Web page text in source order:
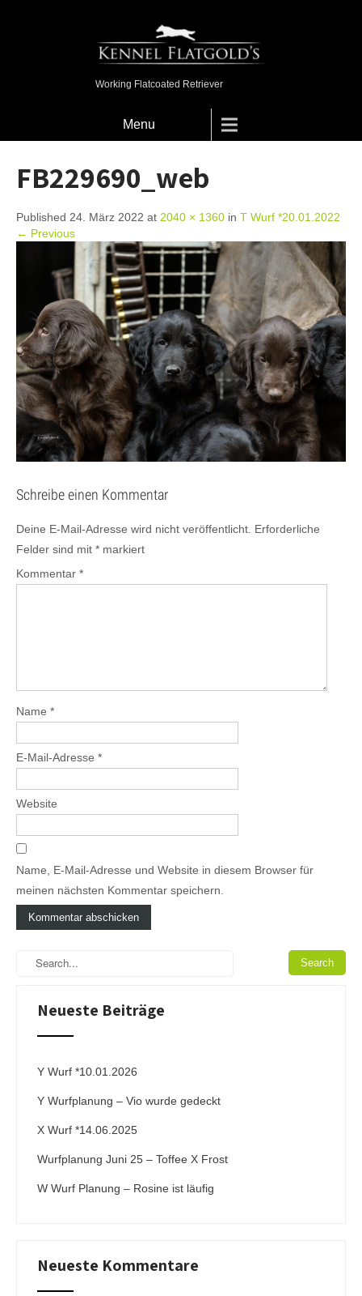
Working Flatcoated Retriever
Menu
FB229690_web
Published 24. März 2022 at 2040 × 1360 in T Wurf *20.01.2022
← Previous
Schreibe einen Kommentar
Deine E-Mail-Adresse wird nicht veröffentlicht. Erforderliche
Felder sind mit * markiert
Kommentar *
Name *
E-Mail-Adresse *
Website
Name, E-Mail-Adresse und Website in diesem Browser für
meinen nächsten Kommentar speichern.
Neueste Beiträge
Y Wurf *10.01.2026
Y Wurfplanung – Vio wurde gedeckt
X Wurf *14.06.2025
Wurfplanung Juni 25 – Toffee X Frost
W Wurf Planung – Rosine ist läufig
Neueste Kommentare